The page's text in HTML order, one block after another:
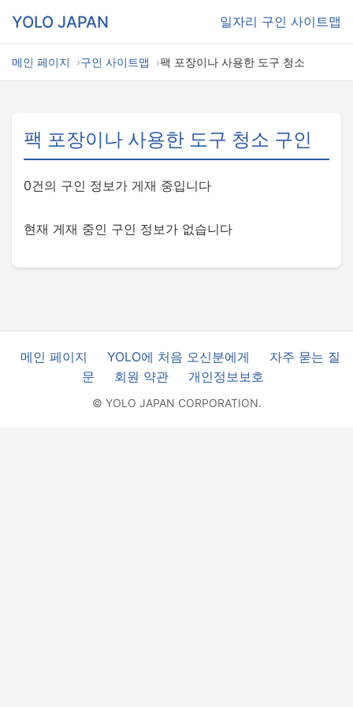
YOLO JAPAN 일자리 구인 사이트맵
메인 페이지 구인 사이트맵 팩 포장이나 사용한 도구 청소
팩 포장이나 사용한 도구 청소 구인
0건의 구인 정보가 게재 중입니다
현재 게재 중인 구인 정보가 없습니다
메인 페이지 YOLO에 처음 오신분에게
자주 묻는 질
문
회원 약관 개인정보보호
© YOLO JAPAN CORPORATION.